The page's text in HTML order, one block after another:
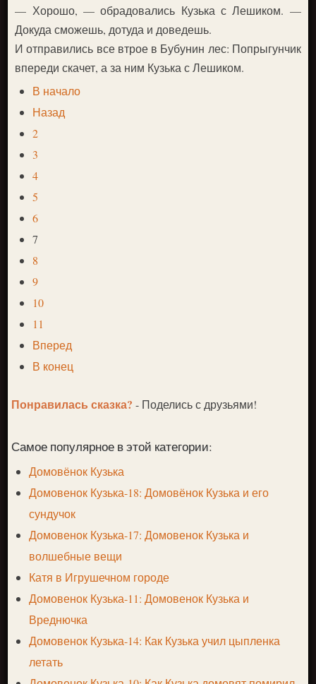
— Хорошо, — обрадовались Кузька с Лешиком. —
Докуда сможешь, дотуда и доведешь.
И отправились все втрое в Бубунин лес: Попрыгунчик
впереди скачет, а за ним Кузька с Лешиком.
В начало
Назад
2
3
4
5
6
7
8
9
10
11
Вперед
В конец
Понравилась сказка?- Поделись с друзьями!
Самое популярное в этой категории:
Домовёнок Кузька
Домовенок Кузька-18: Домовёнок Кузька и его
сундучок
Домовенок Кузька-17: Домовенок Кузька и
волшебные вещи
Катя в Игрушечном городе
Домовенок Кузька-11: Домовенок Кузька и
Вреднючка
Домовенок Кузька-14: Как Кузька учил цыпленка
летать